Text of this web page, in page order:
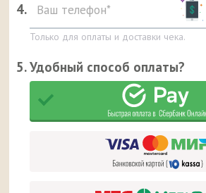
4.
Только для оплаты и доставки чека.
5. Удобный способ оплаты?